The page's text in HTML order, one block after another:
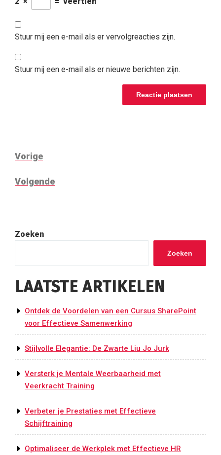
Stuur mij een e-mail als er vervolgreacties zijn.
Stuur mij een e-mail als er nieuwe berichten zijn.
BERICHT
NAVIGATIE
Vorig
Vorige
Volgend
Volgende
Zoeken
Zoeken
LAATSTE ARTIKELEN
Ontdek de Voordelen van een Cursus SharePoint
voor Effectieve Samenwerking
Stijlvolle Elegantie: De Zwarte Liu Jo Jurk
Versterk je Mentale Weerbaarheid met
Veerkracht Training
Verbeter je Prestaties met Effectieve
Schijftraining
Optimaliseer de Werkplek met Effectieve HR